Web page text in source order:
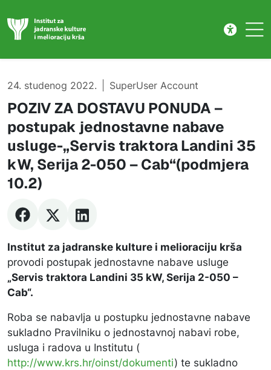
24. studenog 2022. SuperUser Account
POZIV ZA DOSTAVU PONUDA –
postupak jednostavne nabave
usluge-„Servis traktora Landini 35
kW, Serija 2-050 – Cab“(podmjera
10.2)
Institut za jadranske kulture i melioraciju krša
provodi postupak jednostavne nabave usluge
„Servis traktora Landini 35 kW, Serija 2-050 –
Cab“.
Roba se nabavlja u postupku jednostavne nabave
sukladno Pravilniku o jednostavnoj nabavi robe,
usluga i radova u Institutu (
http://www.krs.hr/oinst/dokumenti) te sukladno